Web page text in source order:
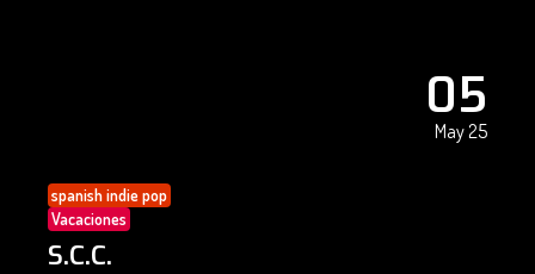
05
May 25
spanish indie pop
Vacaciones
S.C.C.